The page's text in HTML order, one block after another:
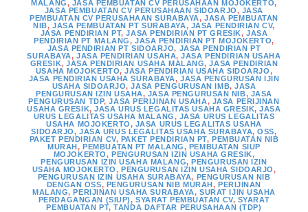
MALANG, JASA PEMBUATAN CV PERUSAHAAN MOJOKERTO,
JASA PEMBUATAN CV PERUSAHAAN SIDOARJO, JASA
PEMBUATAN CV PERUSAHAAN SURABAYA,JASA PEMBUATAN
NIB,JASA PEMBUATAN PT SURABAYA, JASA PENDIRIAN CV,
JASA PENDIRIAN PT,JASA PENDIRIAN PT GRESIK, JASA
PENDIRIAN PT MALANG,JASA PENDIRIAN PT MOJOKERTO,
JASA PENDIRIAN PT SIDOARJO, JASA PENDIRIAN PT
SURABAYA,JASA PENDIRIAN USAHA,JASA PENDIRIAN USAHA
GRESIK,JASA PENDIRIAN USAHA MALANG,JASA PENDIRIAN
USAHA MOJOKERTO,JASA PENDIRIAN USAHA SIDOARJO,
JASA PENDIRIAN USAHA SURABAYA,JASA PENGURUSAN IJIN
USAHA SIDOARJO,JASA PENGURUSAN IMB,JASA
PENGURUSAN IZIN USAHA, JASA PENGURUSAN NIB, JASA
PENGURUSAN TDP,JASA PERIJINAN USAHA, JASA PERIJINAN
USAHA GRESIK,JASA URUS LEGALITAS USAHA GRESIK,JASA
URUS LEGALITAS USAHA MALANG, JASA URUS LEGALITAS
USAHA MOJOKERTO, JASA URUS LEGALITAS USAHA
SIDOARJO,JASA URUS LEGALITAS USAHA SURABAYA,OSS,
PAKET PENDIRIAN CV, PAKET PENDIRIAN PT,PEMBUATAN NIB
MURAH,PEMBUATAN PT MALANG, PEMBUATAN SIUP
MOJOKERTO, PENGURUSAN IZIN USAHA GRESIK,
PENGURUSAN IZIN USAHA MALANG,PENGURUSAN IZIN
USAHA MOJOKERTO,PENGURUSAN IZIN USAHA SIDOARJO,
PENGURUSAN IZIN USAHA SURABAYA, PENGURUSAN NIB
DENGAN OSS, PENGURUSAN NIB MURAH, PERIJINAN
MALANG,PERIJINAN USAHA SURABAYA,SURAT IJIN USAHA
PERDAGANGAN (SIUP),SYARAT PEMBUATAN CV, SYARAT
PEMBUATAN PT,TANDA DAFTAR PERUSAHAAN (TDP)